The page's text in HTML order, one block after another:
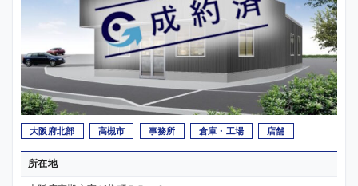
大阪府北部 高槻市 事務所 倉庫・工場 店舗
所在地